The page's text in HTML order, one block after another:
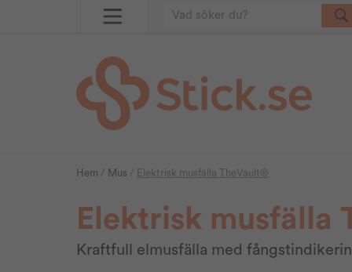
Hem / Mus / Elektrisk musfälla TheVault®
Elektrisk musfälla
Kraftfull elmusfälla med